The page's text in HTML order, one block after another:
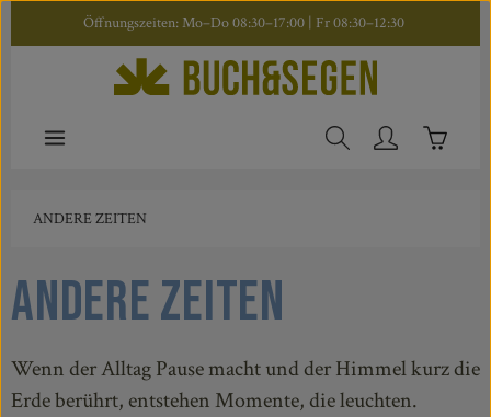
Zum Hauptinhalt springen
Öffnungszeiten: Mo–Do 08:30–17:00 | Fr 08:30–12:30
ANDERE ZEITEN
Andere Zeiten
Wenn der Alltag Pause macht und der Himmel kurz die
Erde berührt, entstehen Momente, die leuchten.